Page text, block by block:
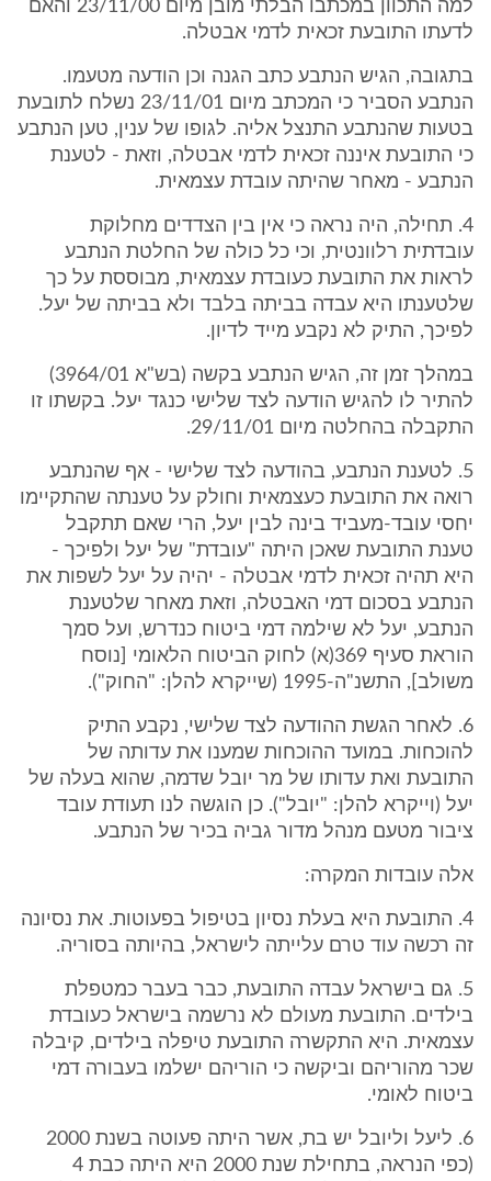
למה התכוון במכתבו הבלתי מובן מיום 23/11/00 והאם
לדעתו התובעת זכאית לדמי אבטלה.
בתגובה, הגיש הנתבע כתב הגנה וכן הודעה מטעמו.
הנתבע הסביר כי המכתב מיום 23/11/01 נשלח לתובעת
בטעות שהנתבע התנצל אליה. לגופו של ענין, טען הנתבע
כי התובעת איננה זכאית לדמי אבטלה, וזאת - לטענת
הנתבע - מאחר שהיתה עובדת עצמאית.
4. תחילה, היה נראה כי אין בין הצדדים מחלוקת
עובדתית רלוונטית, וכי כל כולה של החלטת הנתבע
לראות את התובעת כעובדת עצמאית, מבוססת על כך
שלטענתו היא עבדה בביתה בלבד ולא בביתה של יעל.
לפיכך, התיק לא נקבע מייד לדיון.
במהלך זמן זה, הגיש הנתבע בקשה (בש"א 3964/01)
להתיר לו להגיש הודעה לצד שלישי כנגד יעל. בקשתו זו
התקבלה בהחלטה מיום 29/11/01.
5. לטענת הנתבע, בהודעה לצד שלישי - אף שהנתבע
רואה את התובעת כעצמאית וחולק על טענתה שהתקיימו
יחסי עובד-מעביד בינה לבין יעל, הרי שאם תתקבל
טענת התובעת שאכן היתה "עובדת" של יעל ולפיכך -
היא תהיה זכאית לדמי אבטלה - יהיה על יעל לשפות את
הנתבע בסכום דמי האבטלה, וזאת מאחר שלטענת
הנתבע, יעל לא שילמה דמי ביטוח כנדרש, ועל סמך
הוראת סעיף 369(א) לחוק הביטוח הלאומי [נוסח
משולב], התשנ"ה-1995 (שייקרא להלן: "החוק").
6. לאחר הגשת ההודעה לצד שלישי, נקבע התיק
להוכחות. במועד ההוכחות שמענו את עדותה של
התובעת ואת עדותו של מר יובל שדמה, שהוא בעלה של
יעל (וייקרא להלן: "יובל"). כן הוגשה לנו תעודת עובד
ציבור מטעם מנהל מדור גביה בכיר של הנתבע.
אלה עובדות המקרה:
4. התובעת היא בעלת נסיון בטיפול בפעוטות. את נסיונה
זה רכשה עוד טרם עלייתה לישראל, בהיותה בסוריה.
5. גם בישראל עבדה התובעת, כבר בעבר כמטפלת
בילדים. התובעת מעולם לא נרשמה בישראל כעובדת
עצמאית. היא התקשרה התובעת טיפלה בילדים, קיבלה
שכר מהוריהם וביקשה כי הוריהם ישלמו בעבורה דמי
ביטוח לאומי.
6. ליעל וליובל יש בת, אשר היתה פעוטה בשנת 2000
(כפי הנראה, בתחילת שנת 2000 היא היתה כבת 4